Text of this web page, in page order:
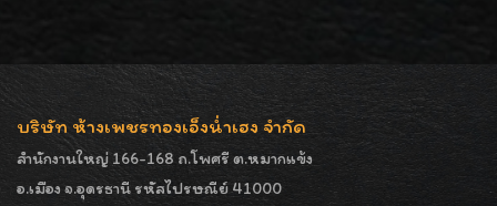
บริษัท ห้างเพชรทองเอ็งน่ำเฮง จำกัด
สำนักงานใหญ่ 166-168 ถ.โพศรี ต.หมากแข้ง
อ.เมือง จ.อุดรธานี รหัสไปรษณีย์ 41000